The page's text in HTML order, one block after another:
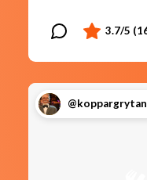
@koppargrytan